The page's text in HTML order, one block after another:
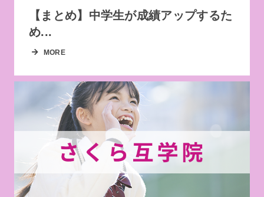
【まとめ】中学生が成績アップするた
め...
MORE